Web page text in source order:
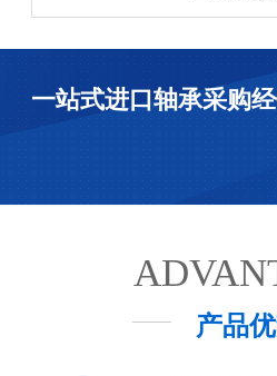
一站式进口轴承采购
产品